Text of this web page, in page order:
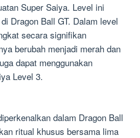
Super Saiya. Level ini
Dragon Ball GT. Dalam level
secara signifikan
berubah menjadi merah dan
dapat menggunakan
Level 3.
dalam Dragon Ball
ritual khusus bersama lima